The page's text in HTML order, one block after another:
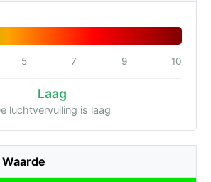
5 7 9 10
Laag
luchtvervuiling is laag
Waarde